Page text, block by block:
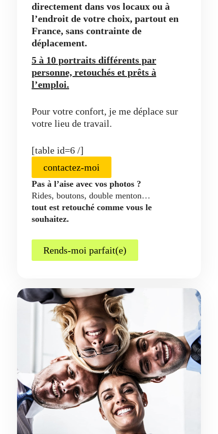
directement dans vos locaux ou à
l’endroit de votre choix, partout en
France, sans contrainte de
déplacement.
5 à 10 portraits différents par
personne, retouchés et prêts à
l’emploi.
Pour votre confort, je me déplace sur
votre lieu de travail.
[table id=6 /]
contactez-moi
Pas à l’aise avec vos photos ?
Rides, boutons, double menton…
tout est retouché comme vous le
souhaitez.
Rends-moi parfait(e)